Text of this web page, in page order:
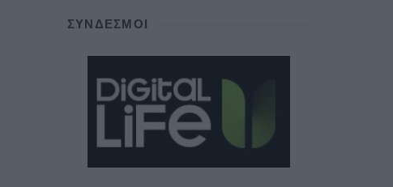
ΣΎΝΔΕΣΜΟΙ